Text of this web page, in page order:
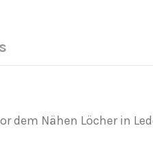
dem Nähen Löcher in